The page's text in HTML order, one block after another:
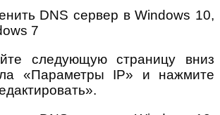
следующую страницу вниз
«Параметры IP» и нажмите